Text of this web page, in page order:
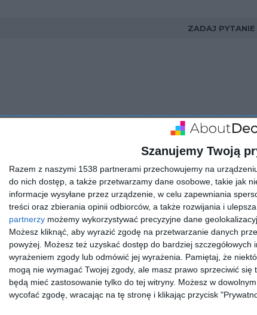
Szanujemy Twoją
Razem z naszymi 1538 partnerami przechowujemy na
do nich dostęp, a także przetwarzamy dane osobowe, takie jak
informacje wysyłane przez urządzenie, w celu zapewniania
treści oraz zbierania opinii odbiorców, a także rozwijania i
partnerzy możemy wykorzystywać precyzyjne dane
Możesz kliknąć, aby wyrazić zgodę na przetwarzanie danych
powyżej. Możesz też uzyskać dostęp do bardziej
wyrażeniem zgody lub odmówić jej wyrażenia.
Pamiętaj, że
mogą nie wymagać Twojej zgody, ale masz prawo sprzeciwić
będą mieć zastosowanie tylko do tej witryny. Możesz w
wycofać zgodę, wracając na tę stronę i klikając przycisk
ZADAJ PYTANIE